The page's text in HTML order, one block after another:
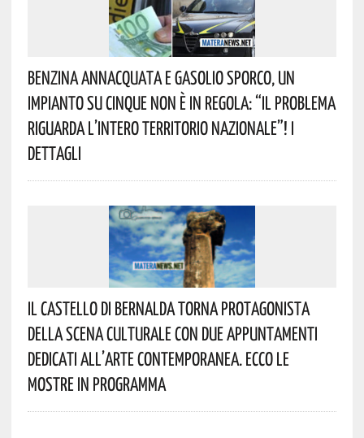
Benzina Annacquata E Gasolio Sporco, Un
Impianto Su Cinque Non È In Regola: “il Problema
Riguarda L’intero Territorio Nazionale”! I
Dettagli
Il Castello Di Bernalda Torna Protagonista
Della Scena Culturale Con Due Appuntamenti
Dedicati All’arte Contemporanea. Ecco Le
Mostre In Programma